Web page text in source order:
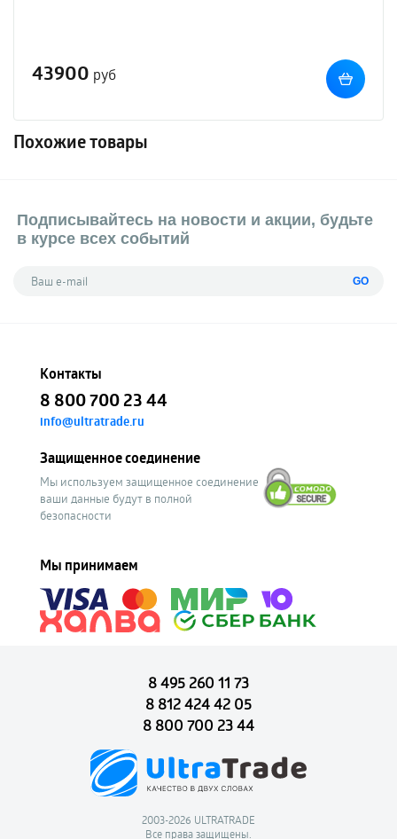
43900 руб
Похожие товары
Подписывайтесь на новости и акции, будьте
в курсе всех событий
GO
Контакты
8 800 700 23 44
info@ultratrade.ru
Защищенное соединение
Мы используем защищенное соединение
ваши данные будут в полной
безопасности
Мы принимаем
8 495 260 11 73
8 812 424 42 05
8 800 700 23 44
2003-2026 ULTRATRADE
Все права защищены.